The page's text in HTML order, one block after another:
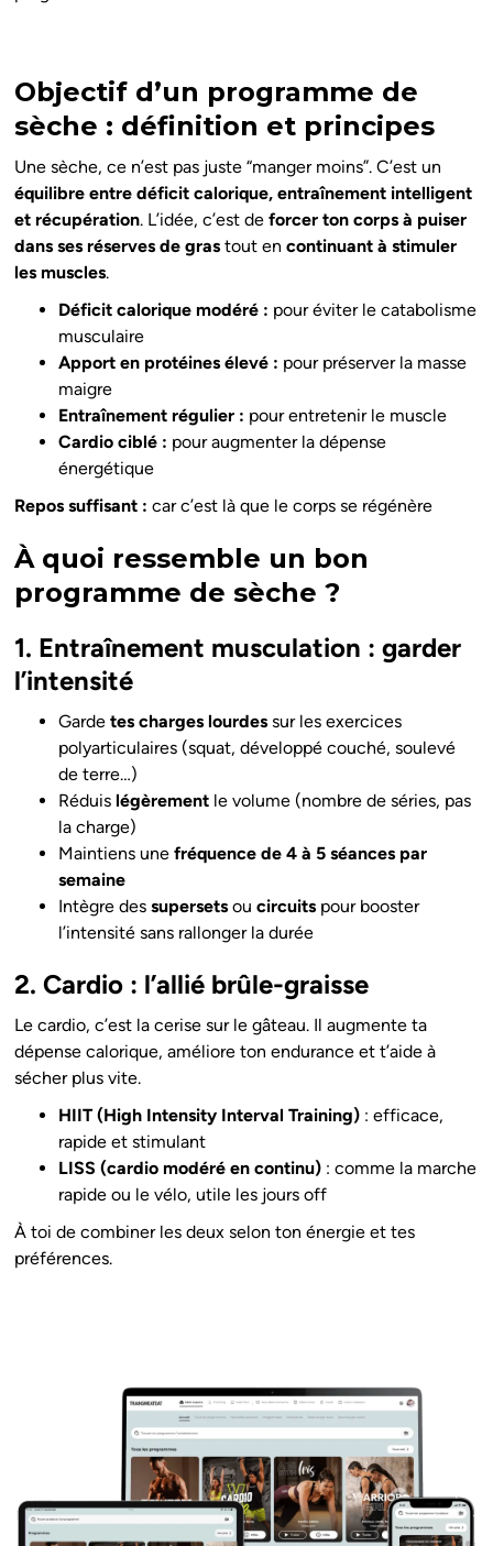
Objectif d’un programme de
sèche : définition et principes
Une sèche, ce n’est pas juste “manger moins”. C’est un
équilibre entre déficit calorique, entraînement intelligent
et récupération. L’idée, c’est deforcer ton corps à puiser
dans ses réserves de gras tout encontinuant à stimuler
les muscles.
Déficit calorique modéré : pour éviter le catabolisme
musculaire
Apport en protéines élevé : pour préserver la masse
maigre
Entraînement régulier : pour entretenir le muscle
Cardio ciblé : pour augmenter la dépense
énergétique
Repos suffisant : car c’est là que le corps se régénère
À quoi ressemble un bon
programme de sèche ?
1. Entraînement musculation : garder
l’intensité
Gardetes charges lourdes sur les exercices
polyarticulaires (squat, développé couché, soulevé
de terre…)
Réduislégèrement le volume (nombre de séries, pas
la charge)
Maintiens unefréquence de 4 à 5 séances par
semaine
Intègre dessupersets oucircuits pour booster
l’intensité sans rallonger la durée
2. Cardio : l’allié brûle-graisse
Le cardio, c’est la cerise sur le gâteau. Il augmente ta
dépense calorique, améliore ton endurance et t’aide à
sécher plus vite.
HIIT (High Intensity Interval Training) : efficace,
rapide et stimulant
LISS (cardio modéré en continu) : comme la marche
rapide ou le vélo, utile les jours off
À toi de combiner les deux selon ton énergie et tes
préférences.